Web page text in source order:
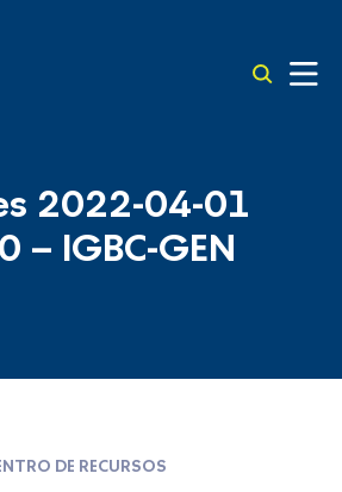
2022-04-01
– IGBC-GEN
DE RECURSOS